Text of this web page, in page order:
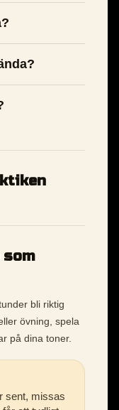
som
bli riktig
övning, spela
på dina toner.
sent, missas